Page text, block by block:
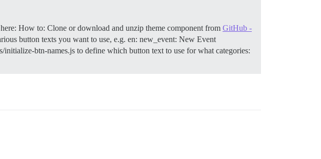
How to: Clone or download and unzip theme component from GitHub -
button texts you want to use, e.g. en: new_event: New Event
btn-names.js to define which button text to use for what categories: